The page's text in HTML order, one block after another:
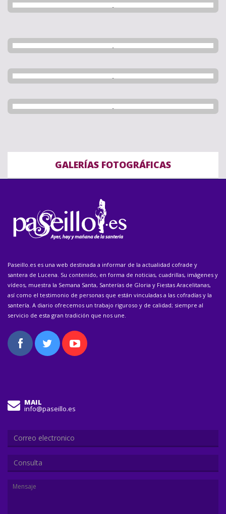
GALERÍAS FOTOGRÁFICAS
Paseillo.es es una web destinada a informar de la actualidad cofrade y
santera de Lucena. Su contenido, en forma de noticias, cuadrillas, imágenes y
vídeos, muestra la Semana Santa, Santerías de Gloria y Fiestas Aracelitanas,
así como el testimonio de personas que están vinculadas a las cofradías y la
santería. A diario ofrecemos un trabajo riguroso y de calidad; siempre al
servicio de esta gran tradición que nos une.
MAIL
info@paseillo.es
Consulta